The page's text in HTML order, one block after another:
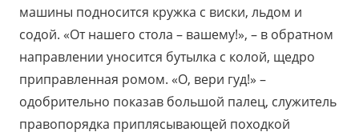
машины подносится кружка с виски, льдом и
содой. «От нашего стола – вашему!», – в обратном
направлении уносится бутылка с колой, щедро
приправленная ромом. «О, вери гуд!» –
одобрительно показав большой палец, служитель
правопорядка приплясывающей походкой